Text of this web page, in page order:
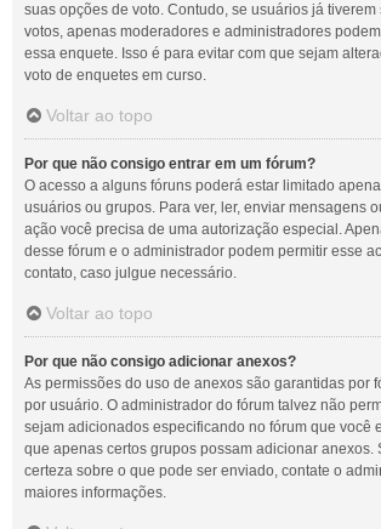
suas opções de voto. Contudo, se usuários já
votos, apenas moderadores e administradores
essa enquete. Isso é para evitar com que sejam
voto de enquetes em curso.
Voltar ao topo
Por que não consigo entrar em um fórum?
O acesso a alguns fóruns poderá estar limitado
usuários ou grupos. Para ver, ler, enviar mensagens
ação você precisa de uma autorização especial.
desse fórum e o administrador podem permitir esse
contato, caso julgue necessário.
Voltar ao topo
Por que não consigo adicionar anexos?
As permissões do uso de anexos são garantidas por
por usuário. O administrador do fórum talvez não
sejam adicionados especificando no fórum que você
que apenas certos grupos possam adicionar anexos.
certeza sobre o que pode ser enviado, contate o
maiores informações.